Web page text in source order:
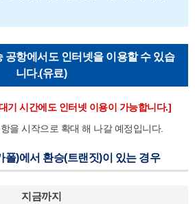
공항에서도 인터넷을 이용할 수 있습
니다.(유료)
기 시간에도 인터넷 이용이 가능합니다.]
을 시작으로 확대 해 나갈 예정입니다.
폴)에서 환승(트랜짓)이 있는 경우
지금까지